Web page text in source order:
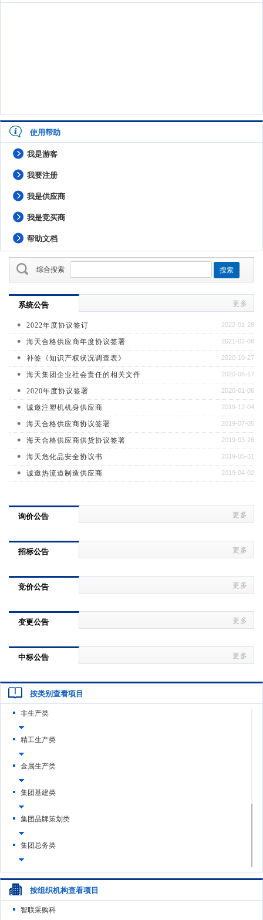
使用帮助
我是游客
我要注册
我是供应商
我是竞买商
帮助文档
综合搜索 搜索
更多
系统公告
2022-01-28
2022年度协议签订
2021-02-08
海天合格供应商年度协议签署
2020-10-27
补签《知识产权状况调查表》
2020-06-17
海天集团企业社会责任的相关文件
2020-01-06
2020年度协议签署
2019-12-04
诚邀注塑机机身供应商
2019-07-05
海天合格供应商协议签署
2019-03-26
海天合格供应商供货协议签署
2019-05-31
海天危化品安全协议书
2019-04-02
诚邀热流道制造供应商
更多
询价公告
更多
招标公告
更多
竞价公告
更多
变更公告
更多
中标公告
按类别查看项目
非生产类
精工生产类
金属生产类
集团基建类
集团品牌策划类
集团总务类
驱动生产类
塑机废旧物资
按组织机构查看项目
智联采购科